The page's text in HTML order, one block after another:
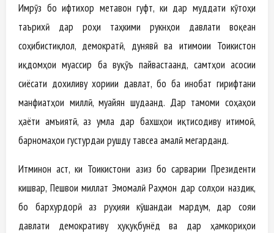
Имрӯз бо ифтихор метавон гуфт, ки дар муддати кӯтоҳи
таърихӣ дар роҳи таҳкими рукнҳои давлати воқеан
соҳибистиқлол, демократӣ, дунявӣ ва иҷтимоии Тоҷикистон
иқдомҳои муассир ба вуқӯъ пайвастаанд, самтҳои асосии
сиёсати дохиливу хориҷии давлат, бо ба инобат гирифтани
манфиатҳои миллӣ, муайян шудаанд. Дар тамоми соҳаҳои
ҳаёти ҷамъиятӣ, аз ҷумла дар бахшҳои иқтисодиву иҷтимоӣ,
барномаҳои густурдаи рушду тавсеа амалӣ мегарданд.
Итминон аст, ки Тоҷикистони азиз бо сарварии Президенти
кишвар, Пешвои миллат Эмомалӣ Раҳмон дар солҳои наздик,
бо бархурдорӣ аз руҳияи кӯшандаи мардум, дар сояи
давлати демокративу ҳуқуқбунёд ва дар ҳамкориҳои